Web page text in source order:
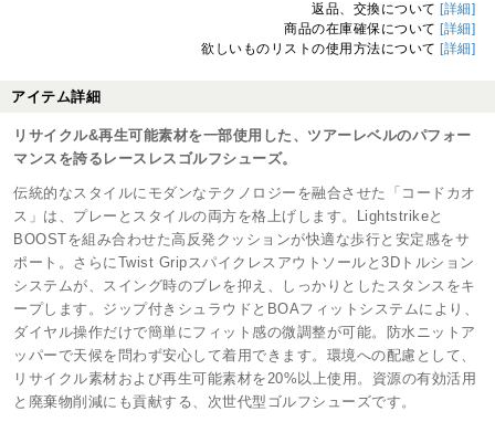
返品、交換について [詳細]
商品の在庫確保について [詳細]
欲しいものリストの使用方法について [詳細]
アイテム詳細
リサイクル&再生可能素材を一部使用した、ツアーレベルのパフォー
マンスを誇るレースレスゴルフシューズ。
伝統的なスタイルにモダンなテクノロジーを融合させた「コードカオ
ス」は、プレーとスタイルの両方を格上げします。Lightstrikeと
BOOSTを組み合わせた高反発クッションが快適な歩行と安定感をサ
ポート。さらにTwist Gripスパイクレスアウトソールと3Dトルション
システムが、スイング時のブレを抑え、しっかりとしたスタンスをキ
ープします。ジップ付きシュラウドとBOAフィットシステムにより、
ダイヤル操作だけで簡単にフィット感の微調整が可能。防水ニットア
ッパーで天候を問わず安心して着用できます。環境への配慮として、
リサイクル素材および再生可能素材を20%以上使用。資源の有効活用
と廃棄物削減にも貢献する、次世代型ゴルフシューズです。